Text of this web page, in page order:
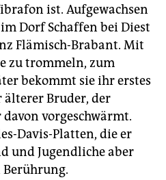
ist. Aufgewachsen
Dorf Schaffen bei Diest
Flämisch-Brabant. Mit
zu trommeln, zum
bekommt sie ihr erstes
älterer Bruder, der
vorgeschwärmt.
Davis-Platten, die er
und Jugendliche aber